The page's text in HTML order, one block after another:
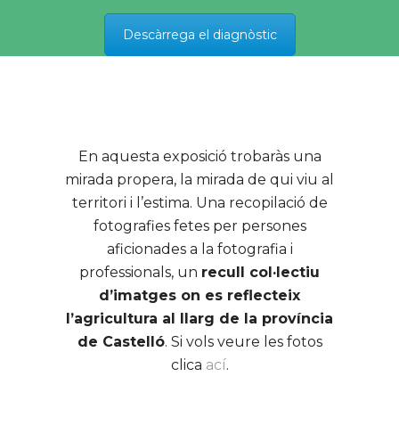
Descàrrega el diagnòstic
En aquesta exposició trobaràs una
mirada propera, la mirada de qui viu al
territori i l’estima. Una recopilació de
fotografies fetes per persones
aficionades a la fotografia i
professionals, un recull col·lectiu
d’imatges on es reflecteix
l’agricultura al llarg de la província
de Castelló. Si vols veure les fotos
clica ací.